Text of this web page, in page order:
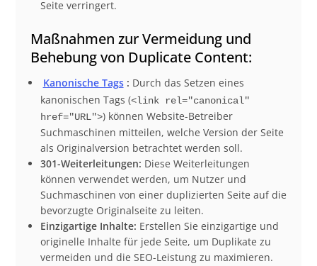
Seite verringert.
Maßnahmen zur Vermeidung und
Behebung von Duplicate Content:
Kanonische Tags : Durch das Setzen eines
kanonischen Tags (<link rel="canonical"
href="URL">) können Website-Betreiber
Suchmaschinen mitteilen, welche Version der Seite
als Originalversion betrachtet werden soll.
301-Weiterleitungen: Diese Weiterleitungen
können verwendet werden, um Nutzer und
Suchmaschinen von einer duplizierten Seite auf die
bevorzugte Originalseite zu leiten.
Einzigartige Inhalte: Erstellen Sie einzigartige und
originelle Inhalte für jede Seite, um Duplikate zu
vermeiden und die SEO-Leistung zu maximieren.